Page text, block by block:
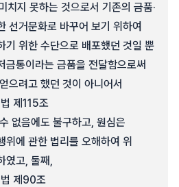
지 못하는 것으로서 기존의 금품·
선거문화로 바꾸어 보기 위하여
기 위한 수단으로 배포했던 것일 뿐
금통이라는 금품을 전달함으로써
으려고 했던 것이 아니어서
제115조
없음에도 불구하고, 원심은
위에 관한 법리를 오해하여 위
였고, 둘째,
제90조